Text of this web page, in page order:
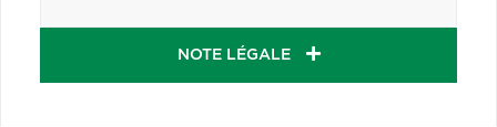
NOTE LÉGALE